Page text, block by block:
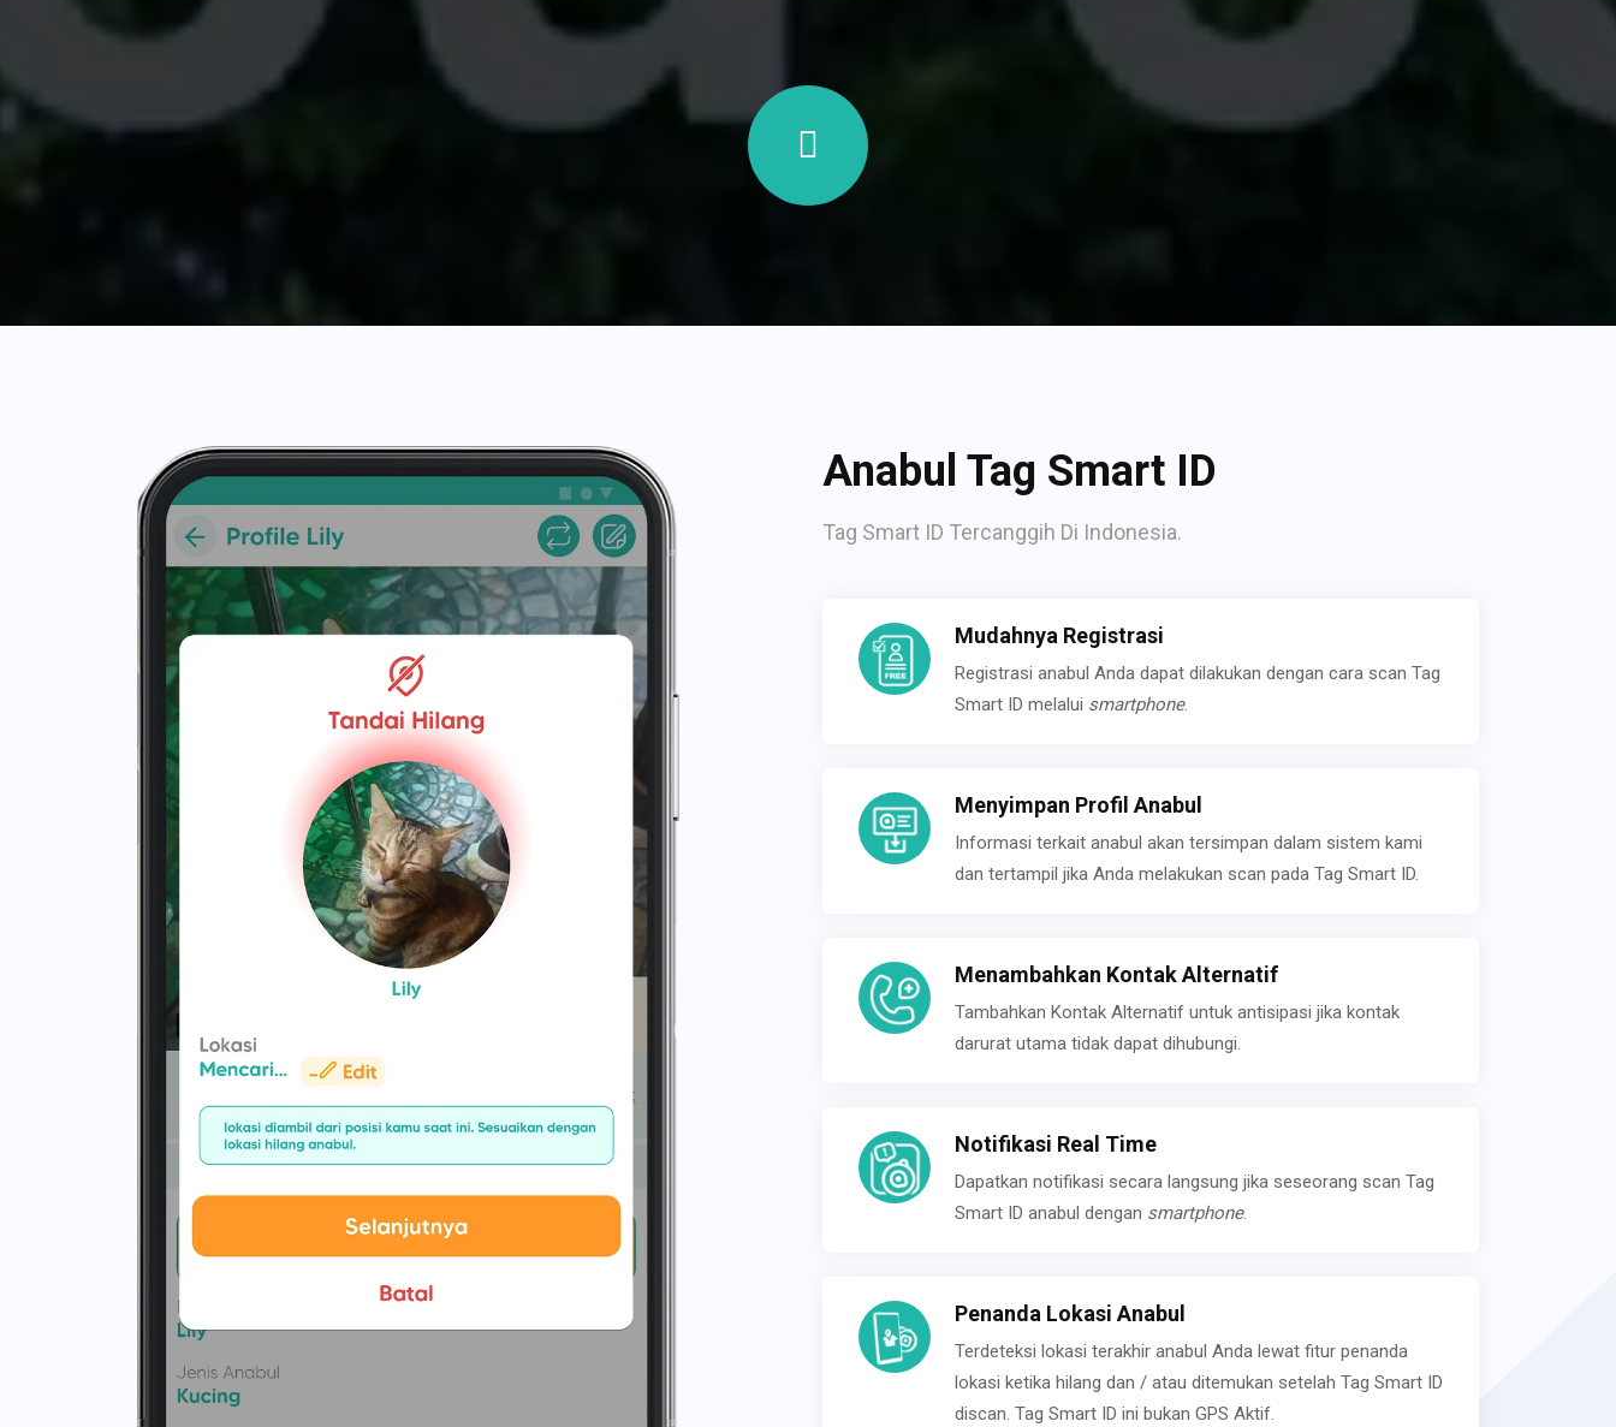
Anabul Tag Smart ID
Tag Smart ID Tercanggih Di Indonesia.
Mudahnya Registrasi
Registrasi anabul Anda dapat dilakukan dengan cara scan Tag
Smart ID melalui smartphone.
Menyimpan Profil Anabul
Informasi terkait anabul akan tersimpan dalam sistem kami
dan tertampil jika Anda melakukan scan pada Tag Smart ID.
Menambahkan Kontak Alternatif
Tambahkan Kontak Alternatif untuk antisipasi jika kontak
darurat utama tidak dapat dihubungi.
Notifikasi Real Time
Dapatkan notifikasi secara langsung jika seseorang scan Tag
Smart ID anabul dengan smartphone.
Penanda Lokasi Anabul
Terdeteksi lokasi terakhir anabul Anda lewat fitur penanda
lokasi ketika hilang dan / atau ditemukan setelah Tag Smart ID
discan. Tag Smart ID ini bukan GPS Aktif.